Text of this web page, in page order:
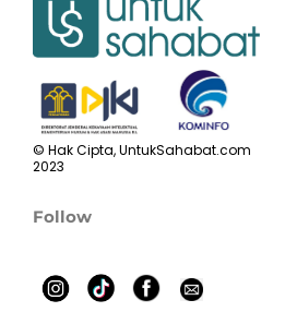
© Hak Cipta, UntukSahabat.com
2023
Follow